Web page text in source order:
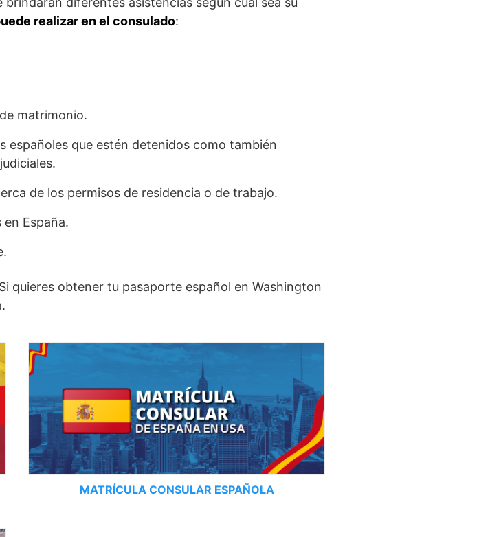
realizar en el consulado:
matrimonio.
españoles que estén detenidos como también
de los permisos de residencia o de trabajo.
España.
quieres obtener tu pasaporte español en Washington
MATRÍCULA CONSULAR ESPAÑOLA